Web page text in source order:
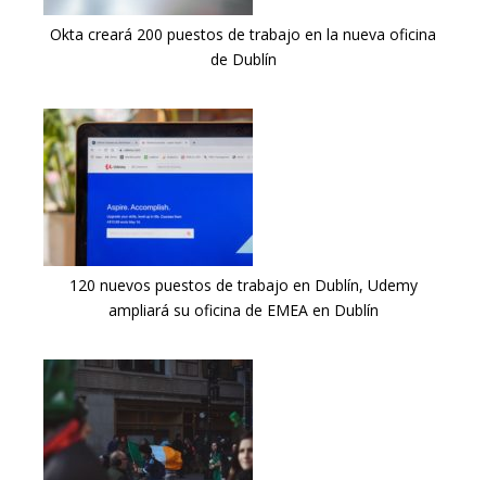
Okta creará 200 puestos de trabajo en la nueva oficina
de Dublín
120 nuevos puestos de trabajo en Dublín, Udemy
ampliará su oficina de EMEA en Dublín